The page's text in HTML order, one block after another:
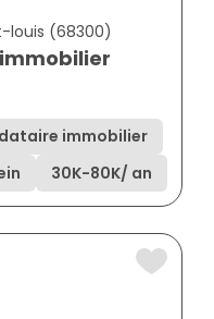
louis (68300)
immobilier
30K-80K/ an